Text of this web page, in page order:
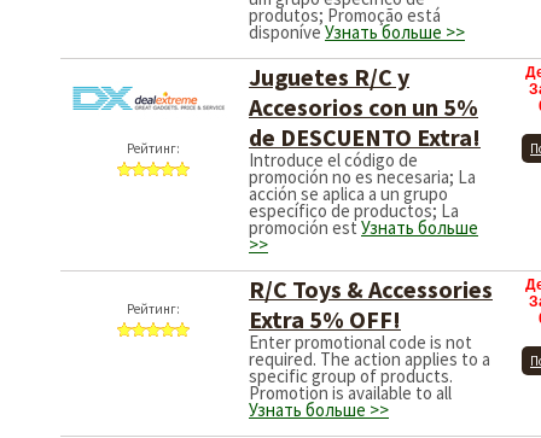
produtos; Promoção está
disponíveУзнать больше >>
Рейтинг:
Juguetes R/C y
Accesorios con un 5%
de DESCUENTO Extra!
Introduce el código de
promoción no es necesaria; La
acción se aplica a un grupo
específico de productos; La
promoción est Узнать больше
>>
Рейтинг:
R/C Toys & Accessories
Extra 5% OFF!
Enter promotional code is not
required. The action applies to a
specific group of products.
Promotion is available to all
Узнать больше >>